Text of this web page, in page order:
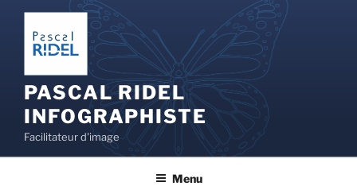
Aller
contenu
PASCAL RIDEL
INFOGRAPHISTE
Facilitateur d'image
Menu